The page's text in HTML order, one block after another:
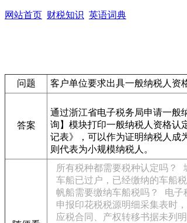
网站首页 财税知识 英语词典
问题 客户单位要求出具一般纳税人资
答案
通过浙江省电子税务局申请一
询】模块打印一般纳税人资格认
记表》，可以作为证明纳税人成
则代表为小规模纳税人。
所有税种都需要税种认定吗？
车船已过户，已经缴纳的车船
帆船需要缴纳车船税吗？
电子
申报印花税税源明细采集表时
应税合同、产权转移书据未列